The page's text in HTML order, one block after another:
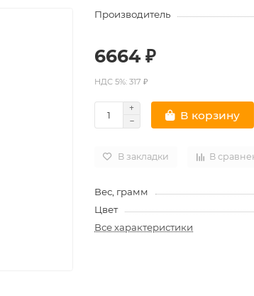
Производитель
6664 ₽
НДС 5%: 317 ₽
В корзину
В закладки В
Вес, грамм
Цвет
Все характеристики